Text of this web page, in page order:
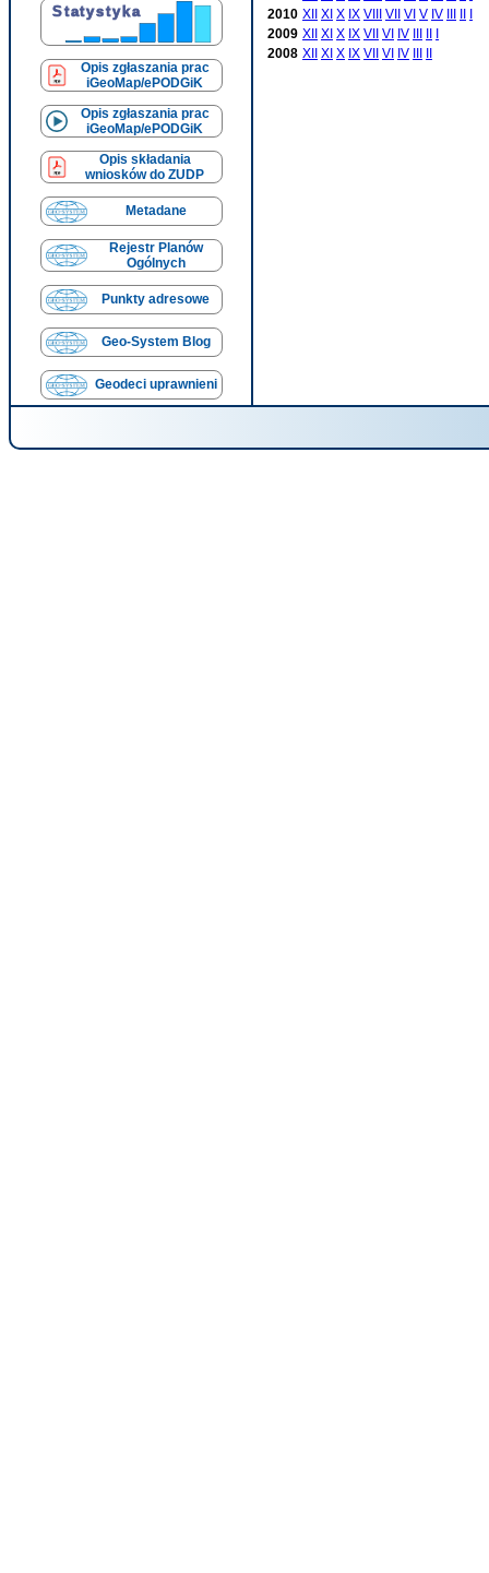
Opis zgłaszania prac
iGeoMap/ePODGiK
Opis zgłaszania prac
iGeoMap/ePODGiK
Opis składania
wniosków do ZUDP
Metadane
Rejestr Planów
Ogólnych
Punkty adresowe
Geo-System Blog
Geodeci uprawnieni
2010 XII XI X IX VIII VII VI V IV
2009 XII XI X IX VII VI IV
2008 XII XI X IX VII VI IV